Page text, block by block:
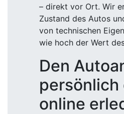
– direkt vor Ort. Wir
Zustand des Autos
von technischen
wie hoch der Wert
Den
persönlich
online